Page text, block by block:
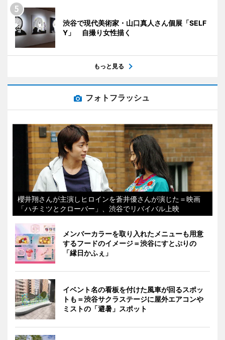
渋谷で現代美術家・山口真人さん個展「SELF
Y」 自撮り女性描く
もっと見る
フォトフラッシュ
櫻井翔さんが主演しヒロインを蒼井優さんが演じた＝映画
「ハチミツとクローバー」、渋谷でリバイバル上映
メンバーカラーを取り入れたメニューも用意
するフードのイメージ＝渋谷にすとぷりの
「縁日かふぇ」
イベント名の看板を付けた風車が回るスポッ
トも＝渋谷サクラステージに屋外エアコンや
ミストの「避暑」スポット